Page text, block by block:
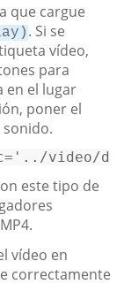
que cargue
. Si se
vídeo,
para
en el lugar
poner el
= '../video/
este tipo de
vídeo en
correctamente